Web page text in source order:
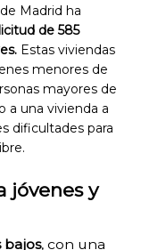
Madrid ha
de 585
Estas viviendas
menores de
mayores de
a una vivienda a
dificultades para
jóvenes y
bajos, con una